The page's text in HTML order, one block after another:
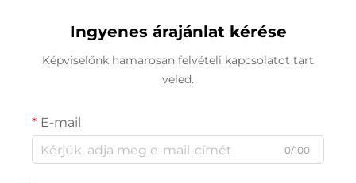
Ingyenes árajánlat kérése
Képviselőnk hamarosan felvételi kapcsolatot tart
veled.
E-mail
0/100